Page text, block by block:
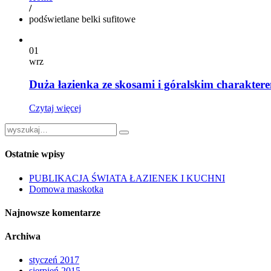
/
podświetlane belki sufitowe
01
wrz
Duża łazienka ze skosami i góralskim
Czytaj więcej
Ostatnie wpisy
PUBLIKACJA ŚWIATA ŁAZIENEK I KUCHNI
Domowa maskotka
Najnowsze komentarze
Archiwa
styczeń 2017